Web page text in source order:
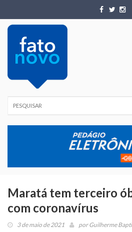
Maratá tem terceiro
com coronavírus
3 de maio de 2021 porGuilherme